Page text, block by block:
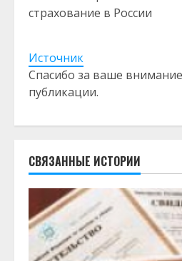
страхование в России
Источник
Спасибо за ваше
публикации.
СВЯЗАННЫЕ ИСТОРИИ